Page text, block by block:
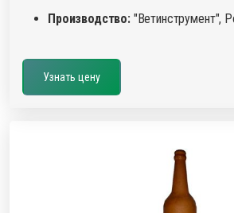
Производство:"Ветинструмент",
Узнать цену